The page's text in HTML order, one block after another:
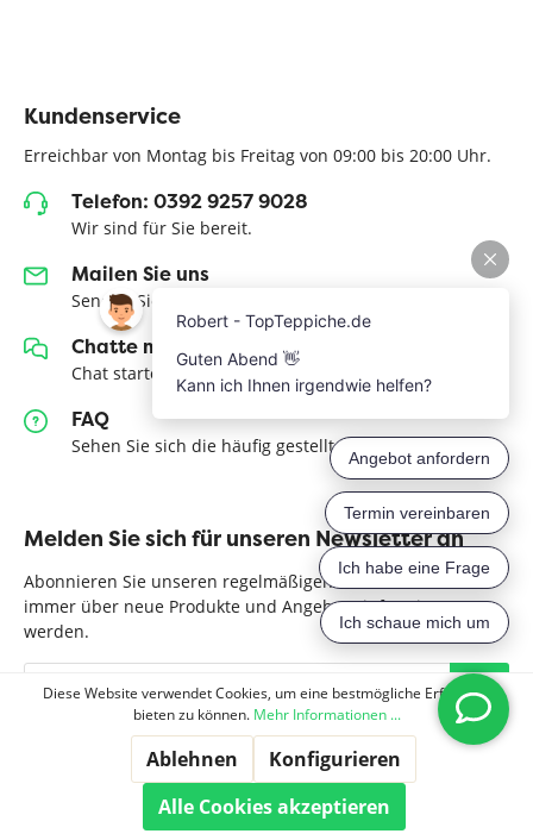
Kundenservice
Erreichbar von Montag bis Freitag von 09:00 bis 20:00 Uhr.
Telefon: 0392 9257 9028
Wir sind für Sie bereit.
Mailen Sie uns
Senden Sie Ihre E-Mail an info@topteppiche.de
Chatte mit uns
Chat starten
FAQ
Sehen Sie sich die häufig gestellten Fragen an
Melden Sie sich für unseren Newsletter an
Abonnieren Sie unseren regelmäßigen Newsletter, um
immer über neue Produkte und Angebote informiert zu
werden.
Diese Website verwendet Cookies, um eine bestmögliche Erfahrung
bieten zu können. Mehr Informationen ...
Ablehnen
Konfigurieren
Alle Cookies akzeptieren